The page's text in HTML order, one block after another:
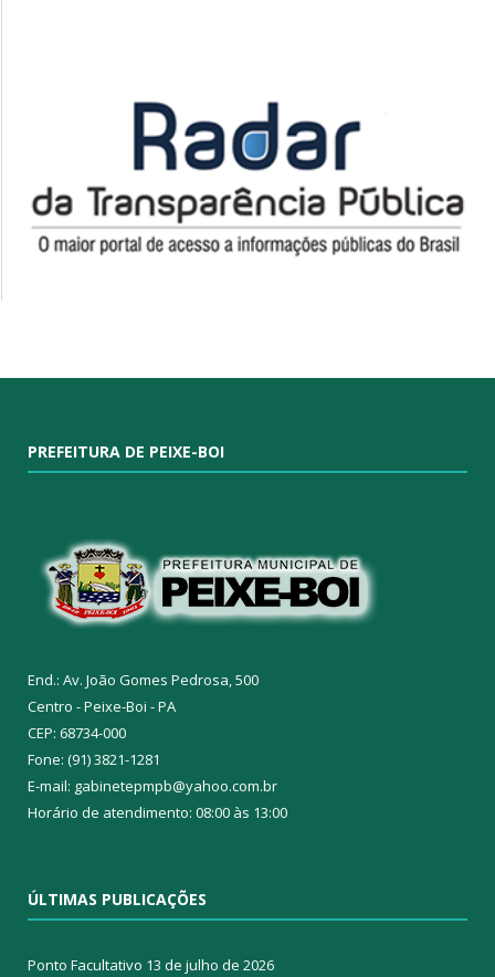
PREFEITURA DE PEIXE-BOI
End.: Av. João Gomes Pedrosa, 500
Centro - Peixe-Boi - PA
CEP: 68734-000
Fone: (91) 3821-1281
E-mail: gabinetepmpb@yahoo.com.br
Horário de atendimento: 08:00 às 13:00
ÚLTIMAS PUBLICAÇÕES
Ponto Facultativo 13 de julho de 2026